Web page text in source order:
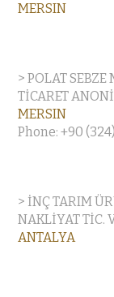
MERSIN
> POLAT
TİCARET
MERSIN
Phone: +90
> İNÇ TARIM
NAKLİYAT TİC.
ANTALYA